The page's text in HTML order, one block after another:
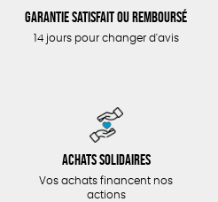
Garantie satisfait ou remboursé
14 jours pour changer d'avis
Achats solidaires
Vos achats financent nos
actions